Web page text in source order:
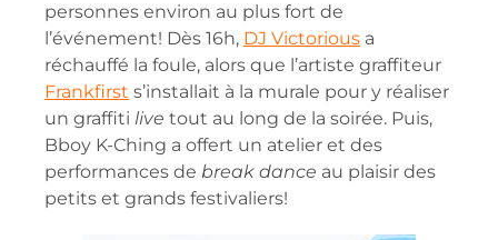
personnes environ au plus fort de
l’événement! Dès 16h, DJ Victorious a
réchauffé la foule, alors que l’artiste graffiteur
Frankfirst s’installait à la murale pour y réaliser
un graffiti live tout au long de la soirée. Puis,
Bboy K-Ching a offert un atelier et des
performances de break dance au plaisir des
petits et grands festivaliers!